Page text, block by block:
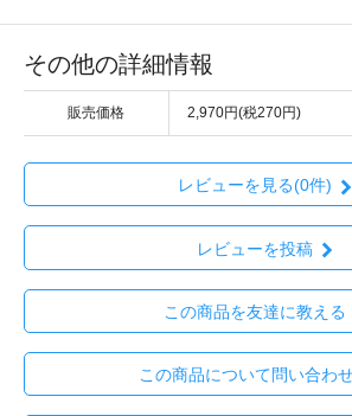
その他の詳細情報
販売価格 2,970円(税270円)
レビューを見る(0件)
レビューを投稿
この商品を友達に教える
この商品について問い合わ